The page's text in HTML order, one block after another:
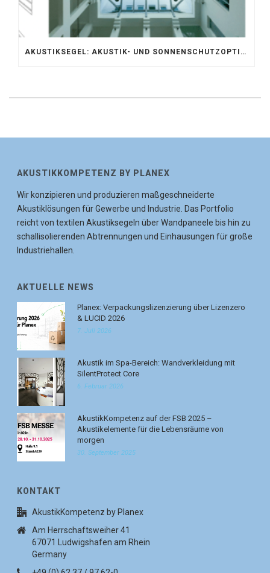
AKUSTIKSEGEL: AKUSTIK- UND SONNENSCHUTZOPTIMIERUNG IM ATRIUM DER UNIVERSITÄT BONN
AKUSTIKKOMPETENZ BY PLANEX
Wir konzipieren und produzieren maßgeschneiderte
Akustiklösungen für Gewerbe und Industrie. Das Portfolio
reicht von textilen Akustiksegeln über Wandpaneele bis hin zu
schallisolierenden Abtrennungen und Einhausungen für große
Industriehallen.
AKTUELLE NEWS
Planex: Verpackungslizenzierung über Lizenzero
& LUCID 2026
7. Juli 2026
Akustik im Spa-Bereich: Wandverkleidung mit
SilentProtect Core
6. Februar 2026
AkustikKompetenz auf der FSB 2025 –
Akustikelemente für die Lebensräume von
morgen
30. September 2025
KONTAKT
AkustikKompetenz by Planex
Am Herrschaftsweiher 41
67071 Ludwigshafen am Rhein
Germany